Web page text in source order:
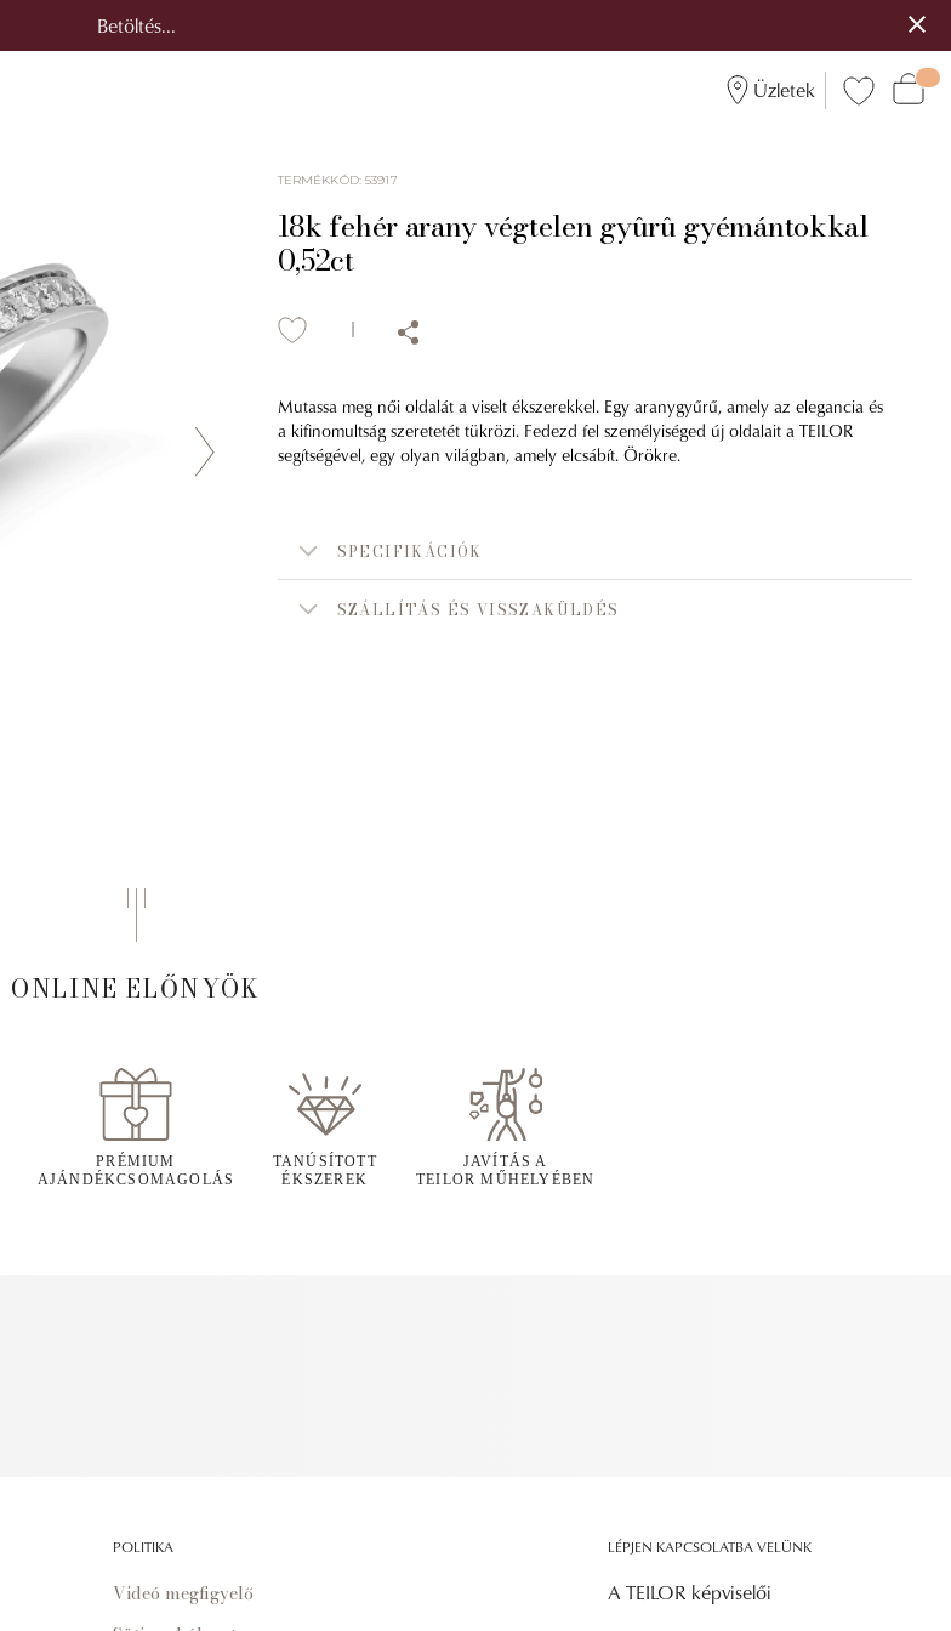
Betöltés...
Üzletek
TERMÉKKÓD:53917
18k fehér arany végtelen gyûrû gyémántokkal
0,52ct
Mutassa meg női oldalát a viselt ékszerekkel. Egy aranygyűrű, amely az elegancia és
a kifinomultság szeretetét tükrözi. Fedezd fel személyiséged új oldalait a TEILOR
segítségével, egy olyan világban, amely elcsábít. Örökre.
SPECIFIKÁCIÓK
SZÁLLÍTÁS ÉS VISSZAKÜLDÉS
ONLINE ELŐNYÖK
PRÉMIUM
AJÁNDÉKCSOMAGOLÁS
TANÚSÍTOTT
ÉKSZEREK
JAVÍTÁS A
TEILOR MŰHELYÉBEN
POLITIKA
Videó megfigyelő
LÉPJEN KAPCSOLATBA VELÜNK
A TEILOR képviselői